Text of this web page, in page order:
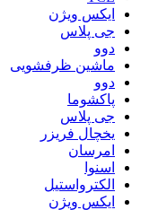
ایکس ویژن
جی پلاس
دوو
ماشین ظرفشویی
دوو
پاکشوما
جی پلاس
یخچال فریزر
امرسان
اسنوا
الکترواستیل
ایکس ویژن